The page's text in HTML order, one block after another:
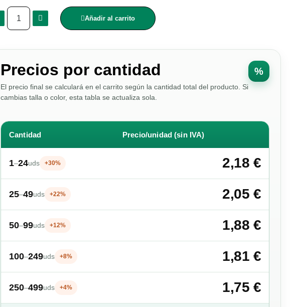
Añadir al carrito
Precios por cantidad
El precio final se calculará en el carrito según la cantidad total del producto. Si
cambias talla o color, esta tabla se actualiza sola.
%
Cantidad Precio/unidad (sin IVA)
1–24uds +30% 2,18 €
25–49uds +22% 2,05 €
50–99uds +12% 1,88 €
100–249uds +8% 1,81 €
250–499uds +4% 1,75 €